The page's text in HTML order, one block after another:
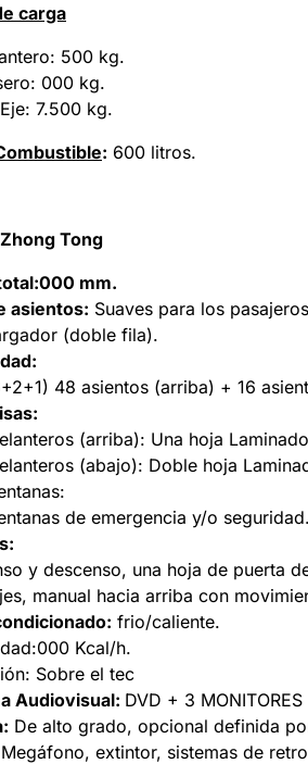
carga
500 kg.
000 kg.
7.500 kg.
: 600 litros.
Tong
mm.
asientos: Suaves para los
(doble fila).
48 asientos (arriba) + 16
(arriba): Una hoja
(abajo): Doble hoja
de emergencia y/o seguridad.
y descenso, una hoja de puerta
manual hacia arriba con
frio/caliente.
Kcal/h.
Sobre el tec
Audiovisual: DVD + 3 MONITORES
De alto grado, opcional definida
Megáfono, extintor, sistemas de